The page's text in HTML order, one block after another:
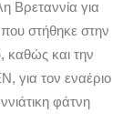
Βρεταννία για
που στήθηκε στην
καθώς και την
για τον εναέριο
φάτνη